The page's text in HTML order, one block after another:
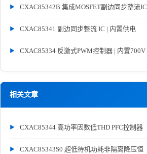
CXAC85342B 集成MOSFET副边同步整流IC
CXAC85341 副边同步整流 IC | 内置供电
CXAC85334 反激式PWM控制器 | 内置700V
相关文章
CXAC85344 高功率因数低THD PFC控制器
CXAC85343S0 超低待机功耗非隔离降压恒